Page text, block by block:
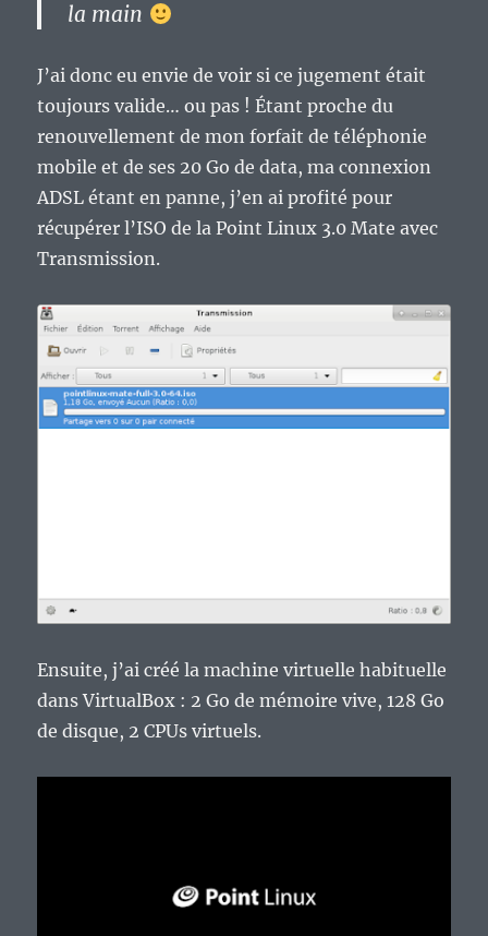
la main
J’ai donc eu envie de voir si ce jugement était
toujours valide… ou pas ! Étant proche du
renouvellement de mon forfait de téléphonie
mobile et de ses 20 Go de data, ma connexion
ADSL étant en panne, j’en ai profité pour
récupérer l’ISO de la Point Linux 3.0 Mate avec
Transmission.
Ensuite, j’ai créé la machine virtuelle habituelle
dans VirtualBox : 2 Go de mémoire vive, 128 Go
de disque, 2 CPUs virtuels.